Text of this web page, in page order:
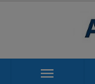

Moje
add_circle_outline Utwórz
Nazwa listy
Musisz być
swojej liście